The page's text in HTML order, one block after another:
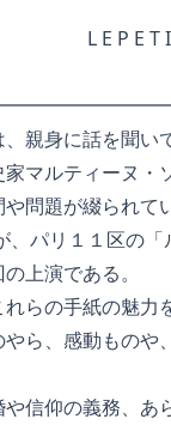
B O U
親身に話を聞い
マルティーヌ・
問題が綴られてい
パリ１１区の
上演である。
らの手紙の魅力
ら、感動ものや
信仰の義務、あ